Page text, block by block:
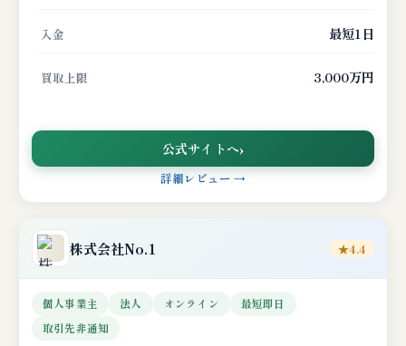
入金 最短1日
買取上限 3,000万円
公式サイトへ
詳細レビュー →
株式会社No.1 ★4.4
個人事業主 法人 オンライン
最短即日
取引先非通知